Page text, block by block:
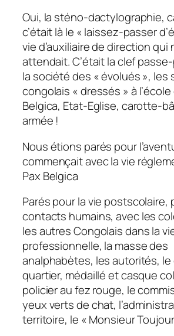
Oui, la sténo-dactylographie,
c’était là le « laissez-passer
vie d’auxiliaire de direction qui
attendait. C’était la clef
la société des « évolués », les
congolais « dressés » à l’école
Belgica, Etat-Eglise, carotte-
armée !
Nous étions parés pour
commençait avec la vie
Pax Belgica
Parés pour la vie postscolaire,
contacts humains, avec les
les autres Congolais dans la
professionnelle, la masse des
analphabètes, les autorités, le
quartier, médaillé et casque
policier au fez rouge, le
yeux verts de chat,
territoire, le « Monsieur